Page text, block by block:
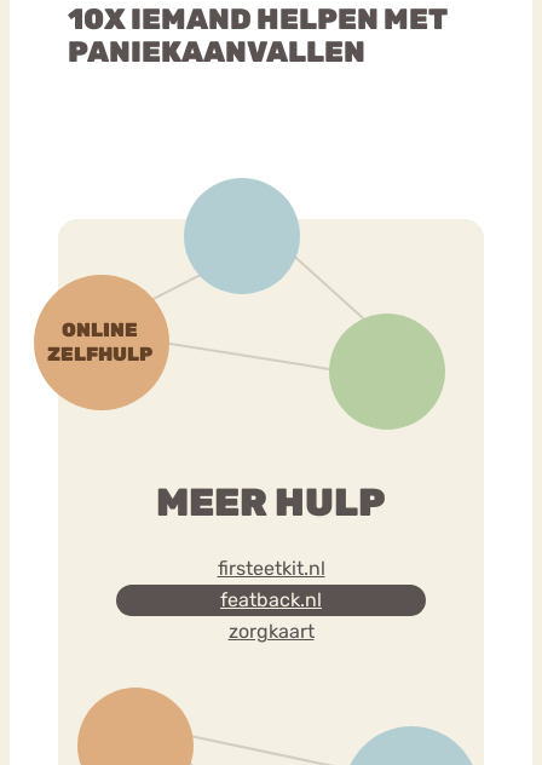
10X IEMAND HELPEN MET
PANIEKAANVALLEN
MEER HULP
firsteetkit.nl
featback.nl
zorgkaart